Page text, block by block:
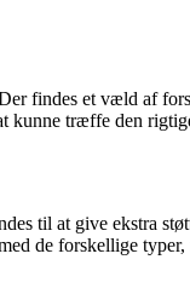
findes et væld af
kunne træffe den
til at give ekstra
de forskellige